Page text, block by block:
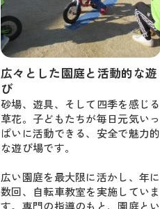
広々とした園庭と活動的な遊
び
砂場、遊具、そして四季を感じる
草花。子どもたちが毎日元気いっ
ぱいに活動できる、安全で魅力的
な遊び場です。
広い園庭を最大限に活かし、年に
数回、自転車教室を実施していま
す。専門の指導のもと、園庭とい